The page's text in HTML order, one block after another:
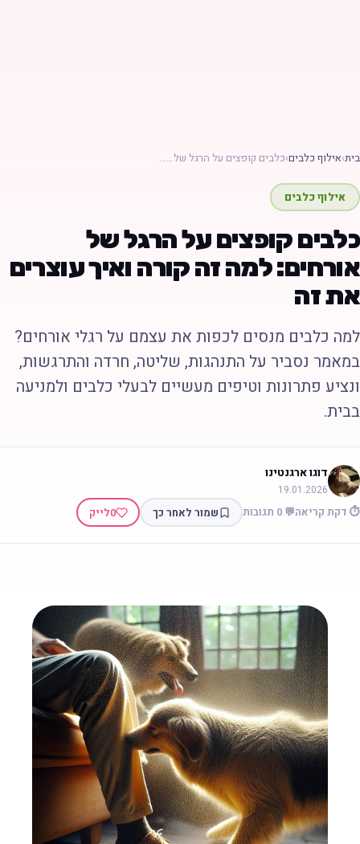
›אילוף כלבים›כלבים קופצים על הרגל של……
אילוף כלבים
קופצים על הרגל של
למה זה קורה ואיך עוצרים
זה
כלבים מנסים לכפות את עצמם על רגלי אורחים?
נסביר על התנהגות, שליטה, חרדה והתרגשות,
פתרונות וטיפים מעשיים לבעלי כלבים ולמניעה
דוגו ארגנטינו
19.01.2026
דקת קריאה💬 0 תגובות שמור לאחר כך 0לייק